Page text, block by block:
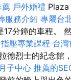
薦 戶外婚禮 Plaza
服務介紹 專屬台
分鐘的車程。
指壓專業課程 台
德烈士的紀念館
子中心 推薦的